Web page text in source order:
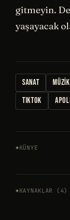
gitmeyin.
yaşayacak
SANAT MÜZIK
TIKTOK
KÜNYE
KAYNAKLAR (4)